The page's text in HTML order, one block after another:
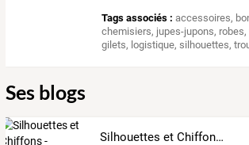
Tags associés : accessoires,
chemisiers, jupes-jupons, robes,
gilets, logistique,silhouettes,
Ses blogs
Silhouettes et Chiffons - Couture